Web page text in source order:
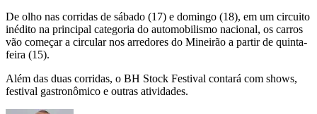
De olho nas corridas de sábado (17) e domingo (18), em um circuito
inédito na principal categoria do automobilismo nacional, os carros
vão começar a circular nos arredores do Mineirão a partir de quinta-
feira (15).
Além das duas corridas, o BH Stock Festival contará com shows,
festival gastronômico e outras atividades.